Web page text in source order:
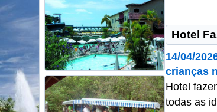
Hotel
14/04/
crianças
Hotel
todas as